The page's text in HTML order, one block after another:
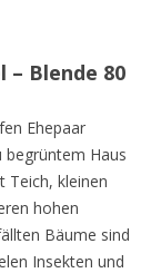
– Blende 80
Ehepaar
Haus
Teich, kleinen
hohen
Bäume sind
Insekten und